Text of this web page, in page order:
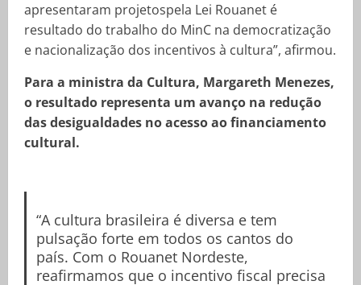
apresentaram projetospela Lei Rouanet é
resultado do trabalho do MinC na democratização
e nacionalização dos incentivos à cultura”, afirmou.
Para a ministra da Cultura, Margareth Menezes,
o resultado representa um avanço na redução
das desigualdades no acesso ao financiamento
cultural.
“A cultura brasileira é diversa e tem
pulsação forte em todos os cantos do
país. Com o Rouanet Nordeste,
reafirmamos que o incentivo fiscal precisa